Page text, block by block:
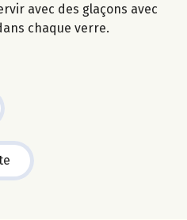
avec des glaçons avec
chaque verre.